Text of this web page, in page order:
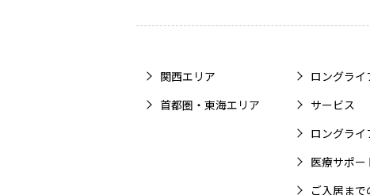
関西エリア
首都圏・東海エリア
ロングライ
サービス
ロングライ
医療サポー
ご入居まで